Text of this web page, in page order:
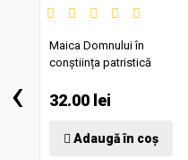
Maica Domnului în
conștiința patristică
32.00 lei
Adaugă în coș
‹